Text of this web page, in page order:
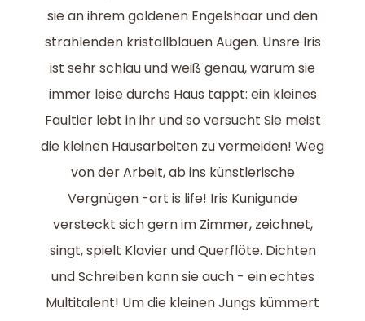
sie an ihrem goldenen Engelshaar und den
strahlenden kristallblauen Augen. Unsre Iris
ist sehr schlau und weiß genau, warum sie
immer leise durchs Haus tappt: ein kleines
Faultier lebt in ihr und so versucht Sie meist
die kleinen Hausarbeiten zu vermeiden! Weg
von der Arbeit, ab ins künstlerische
Vergnügen -art is life! Iris Kunigunde
versteckt sich gern im Zimmer, zeichnet,
singt, spielt Klavier und Querflöte. Dichten
und Schreiben kann sie auch - ein echtes
Multitalent! Um die kleinen Jungs kümmert